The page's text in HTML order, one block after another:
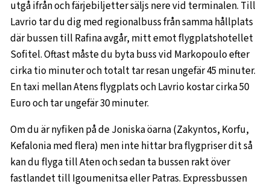
utgå ifrån och färjebiljetter säljs nere vid terminalen. Till
Lavrio tar du dig med regionalbuss från samma hållplats
där bussen till Rafina avgår, mitt emot flygplatshotellet
Sofitel. Oftast måste du byta buss vid Markopoulo efter
cirka tio minuter och totalt tar resan ungefär 45 minuter.
En taxi mellan Atens flygplats och Lavrio kostar cirka 50
Euro och tar ungefär 30 minuter.
Om du är nyfiken på de Joniska öarna (Zakyntos, Korfu,
Kefalonia med flera) men inte hittar bra flygpriser dit så
kan du flyga till Aten och sedan ta bussen rakt över
fastlandet till Igoumenitsa eller Patras. Expressbussen